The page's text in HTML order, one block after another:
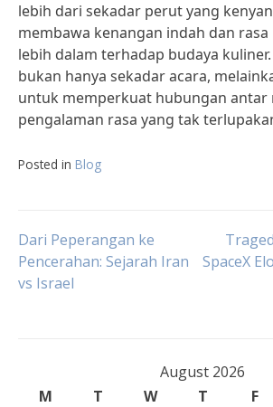
lebih dari sekadar perut yang
membawa kenangan indah dan
lebih dalam terhadap budaya
bukan hanya sekadar acara,
untuk memperkuat hubungan antar
pengalaman rasa yang tak
Posted in Blog
Post
navigation
Dari Peperangan ke
Pencerahan: Sejarah Iran
vs Israel
SpaceX
August 2026
M
T W T F